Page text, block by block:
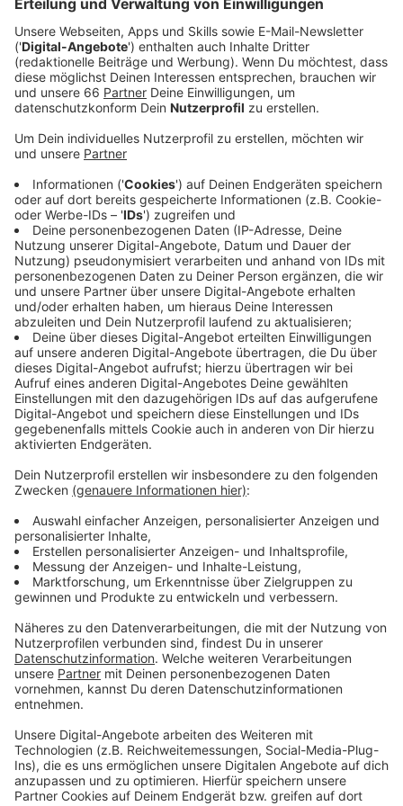
Zwischen 15 und 17 Uhr informiert die Stadt vor Ort
über das neue Angebot und beantwortet auch Fragen.
An der Drususstraße gibt es seit Oktober vergangenen
Jahres (2023) schon eine Fahrradsammelschließanlage
Anzeige
Weitere Mobilitätsangebote
Anzeige
Weil die Nachfrage gut ist, gibt es ab sofort weitere
Mobilitätsangebote. Unter anderem zwei Carsharing-
Stellplätze, eine Sharingstation für das sichere und
ordentliche Abstellen von Leih-Fahrrädern und E-
Scootern und eine Reparaturstation. Das Projekt an
dieser Stelle hat rund 230.000€ gekostet. 80% der
Kosten trägt das Land, die restlichen 20% die
Landeshauptstadt Düsseldorf. Im September wurde
eineMobilitätsstation in Hamm
Oktober eineStation in Pempelfort.
Anzeige
Weitere Infos und Links zum Thema:
Anzeige
Die aktuelle Meldung der Stadt zur neuen
Mobilitätsstation